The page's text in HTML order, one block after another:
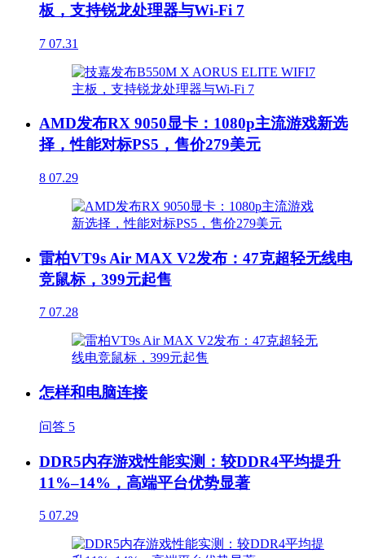
板，支持锐龙处理器与Wi-Fi 7
7 07.31
AMD发布RX 9050显卡：1080p主流游戏新选
择，性能对标PS5，售价279美元
8 07.29
雷柏VT9s Air MAX V2发布：47克超轻无线电
竞鼠标，399元起售
7 07.28
怎样和电脑连接
问答 5
DDR5内存游戏性能实测：较DDR4平均提升
11%–14%，高端平台优势显著
5 07.29